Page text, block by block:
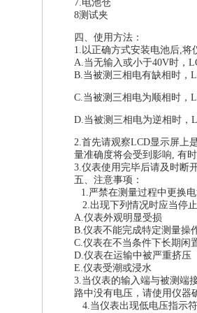
7.电池仓
8测试夹
四、使用方法：
1. 以正确方式安装电池后,
A.当无输入或小于40V时，
B.当被测三相电有缺相时，
C.当被测三相电为顺相时，
D.当被测三相电为逆相时，
2.首先请观察LCD显示屏上
量准确度将会受到影响, 有
3.仪表使用完毕后请及时断
五、注意事项：
1.严禁在测量过程中更换
2.出现下列情况时应当停
A.仪表外观明显受损
B.仪表不能完成特定测量操
C.仪表在不当条件下长期闲
D.仪表在运输中被严重挤压
E.仪表受潮或浸水
3.当仪表的输入端与被测端
路中没有电压，请使用仪器
4.当仪表出现低电压指示